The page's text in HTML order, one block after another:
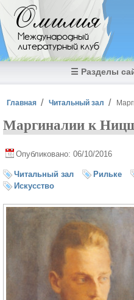
Перейти к основному содержанию
Омилия
Международный
литературный клуб
☰ Разделы
Вы здесь
Главная Читальный зал
Маргиналии к
Опубликовано: 06/10/2016
Читальный зал Рильке
Искусство